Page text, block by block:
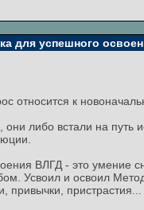
для успешного
относится к
они либо встали на
ВЛГД - это умение
Усвоил и освоил
привычки,